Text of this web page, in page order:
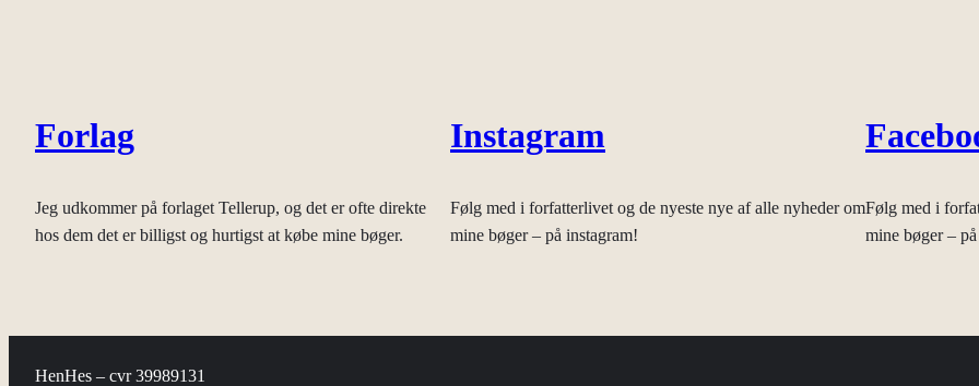
Forlag
Jeg udkommer på forlaget Tellerup, og det er ofte direkte
hos dem det er billigst og hurtigst at købe mine bøger.
Instagram
Følg med i forfatterlivet og de nyeste nye af alle nyheder om
mine bøger – på instagram!
Følg med i
mine bøger –
HenHes – cvr 39989131